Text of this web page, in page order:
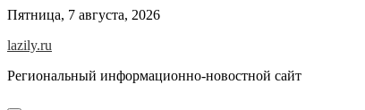
Skip
content
Пятница, 7 августа, 2026
lazily.ru
Региональный информационно-новостной сайт